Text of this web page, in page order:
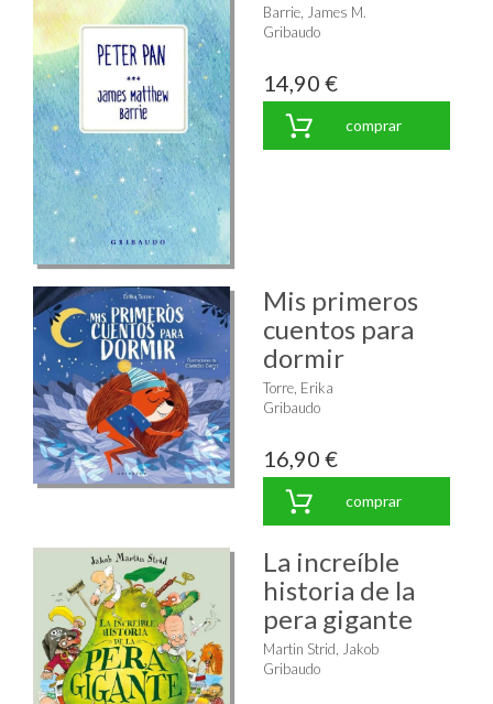
Barrie, James M.
Gribaudo
14,90 €
comprar
Mis primeros
cuentos para
dormir
Torre, Erika
Gribaudo
16,90 €
comprar
La increíble
historia de la
pera gigante
Martin Strid, Jakob
Gribaudo